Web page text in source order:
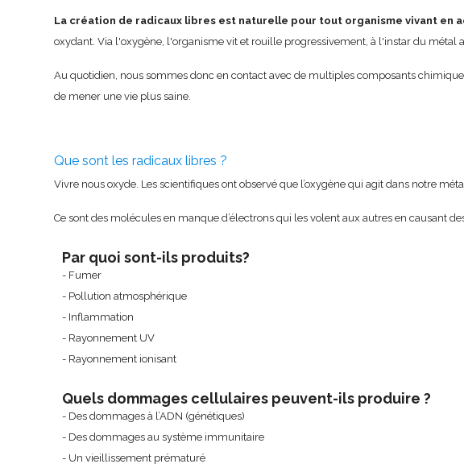
La création de radicaux libres est naturelle pour tout organisme vivant en
oxydant. Via l'oxygène, l'organisme vit et rouille progressivement, à l'instar du métal
Au quotidien, nous sommes donc en contact avec de multiples composants
de mener une vie plus saine.
Que sont les radicaux libres ?
Vivre nous oxyde. Les scientifiques ont observé que l’oxygène qui agit dans notre
Ce sont des molécules en manque d’électrons qui les volent aux autres en causant
Par quoi sont-ils produits?
- Fumer
- Pollution atmosphérique
- Inflammation
- Rayonnement UV
- Rayonnement ionisant
Quels dommages cellulaires peuvent-ils produire ?
- Des dommages à l’ADN (génétiques)
- Des dommages au système immunitaire
- Un vieillissement prématuré